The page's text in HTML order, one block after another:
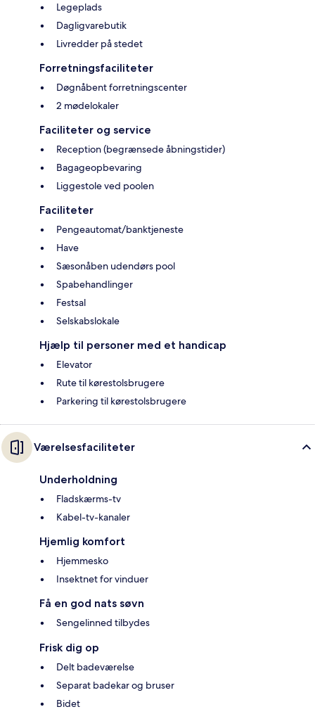
Legeplads
Dagligvarebutik
Livredder på stedet
Forretningsfaciliteter
Døgnåbent forretningscenter
2 mødelokaler
Faciliteter og service
Reception (begrænsede åbningstider)
Bagageopbevaring
Liggestole ved poolen
Faciliteter
Pengeautomat/banktjeneste
Have
Sæsonåben udendørs pool
Spabehandlinger
Festsal
Selskabslokale
Hjælp til personer med et handicap
Elevator
Rute til kørestolsbrugere
Parkering til kørestolsbrugere
Værelsesfaciliteter
Underholdning
Fladskærms-tv
Kabel-tv-kanaler
Hjemlig komfort
Hjemmesko
Insektnet for vinduer
Få en god nats søvn
Sengelinned tilbydes
Frisk dig op
Delt badeværelse
Separat badekar og bruser
Bidet